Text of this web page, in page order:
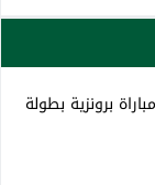
برونزية بطولة